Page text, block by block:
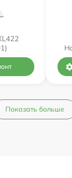
Показать больше